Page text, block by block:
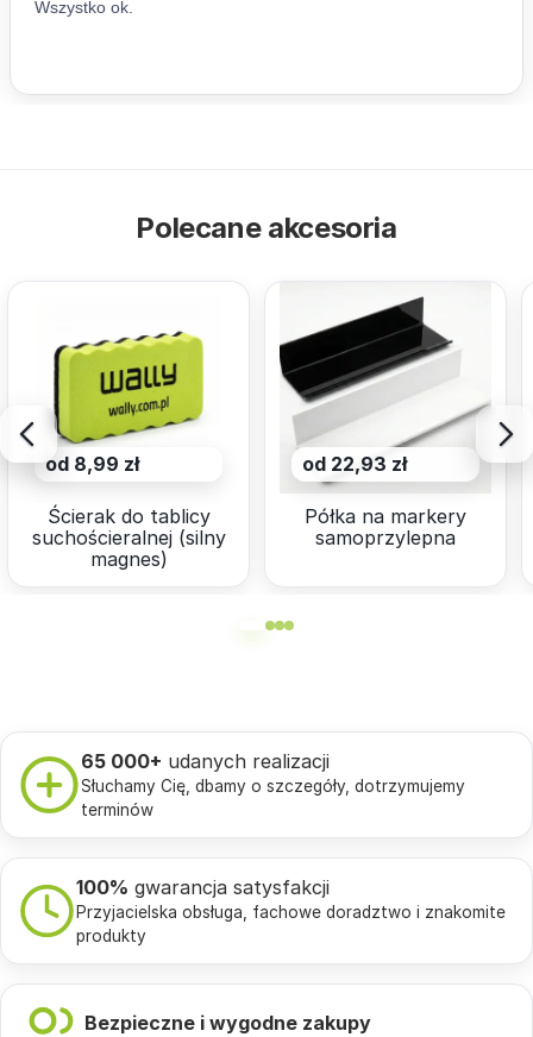
Polecane akcesoria
od 8,99 zł
Ścierak do tablicy
suchościeralnej (silny
magnes)
od 22,93 zł
Półka na markery
samoprzylepna
65 000+ udanych realizacji
Słuchamy Cię, dbamy o szczegóły, dotrzymujemy
terminów
100% gwarancja satysfakcji
Przyjacielska obsługa, fachowe doradztwo i znakomite
produkty
Bezpieczne i wygodne zakupy